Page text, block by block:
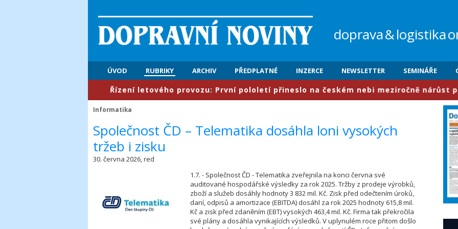
doprava&logistika
ÚVOD RUBRIKY ARCHIV PŘEDPLATNÉ INZERCE NEWSLETTER SEMINÁŘE
​Řízení letového provozu: První pololetí přineslo na českém nebi meziročně nárůst
Informatika
​Společnost ČD – Telematika dosáhla loni vysokých
tržeb i zisku
30. června 2026, red
1.7. - Společnost ČD - Telematika zveřejnila na konci června své
auditované hospodářské výsledky za rok 2025. Tržby z prodeje výrobků,
zboží a služeb dosáhly hodnoty 3 832 mil. Kč. Zisk před odečtením úroků,
daní, odpisů a amortizace (EBITDA) dosáhl za rok 2025 hodnoty 615,8 mil.
Kč a zisk před zdaněním (EBT) vysokých 463,4 mil. Kč. Firma tak překročila
své plány a dosáhla vynikajících výsledků. V uplynulém roce přitom došlo